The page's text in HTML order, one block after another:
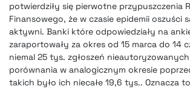
potwierdziły się pierwotne przypuszczenia
Finansowego, że w czasie epidemii oszuści
aktywni. Banki które odpowiedziały na
zaraportowały za okres od 15 marca do 14
niemal 25 tys. zgłoszeń
porównania w analogicznym okresie
takich było ich niecałe 19,6 tys.. Oznacza